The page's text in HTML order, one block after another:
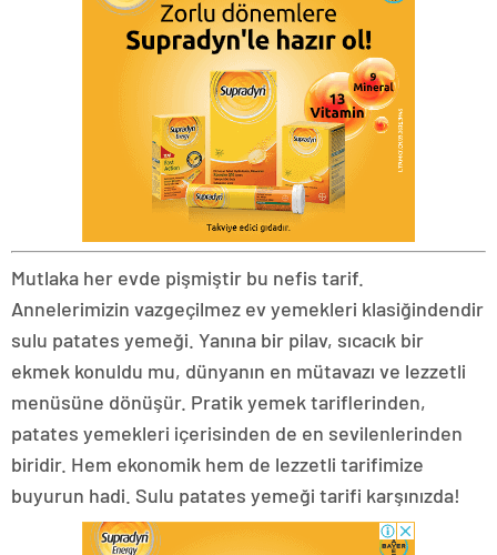
Mutlaka her evde pişmiştir bu nefis tarif.
Annelerimizin vazgeçilmez ev yemekleri klasiğindendir
sulu patates yemeği. Yanına bir pilav, sıcacık bir
ekmek konuldu mu, dünyanın en mütavazı ve lezzetli
menüsüne dönüşür. Pratik yemek tariflerinden,
patates yemekleri içerisinden de en sevilenlerinden
biridir. Hem ekonomik hem de lezzetli tarifimize
buyurun hadi. Sulu patates yemeği tarifi karşınızda!